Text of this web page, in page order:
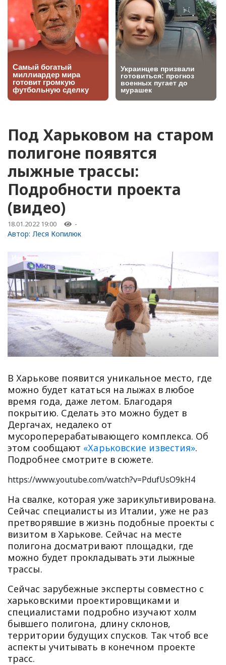
Под Харьковом на старом
полигоне появятся
лыжные трассы:
Подробности проекта
(видео)
18.01.2022 19:00 -
Автор: Леся Копилюк
В Харькове появится уникальное место, где
можно будет кататься на лыжах в любое
время года, даже летом. Благодаря
покрытию. Сделать это можно будет в
Дергачах, недалеко от
мусороперерабатывающего комплекса. Об
этом сообщают «Харьковские известия».
Подробнее смотрите в сюжете.
https://www.youtube.com/watch?v=PdufUsO9kH4
На свалке, которая уже зарикультивирована.
Сейчас специалисты из Италии, уже не раз
претворявшие в жизнь подобные проекты с
визитом в Харькове. Сейчас на месте
полигона досматривают площадки, где
можно будет прокладывать эти лыжные
трассы.
Сейчас зарубежные эксперты совместно с
харьковскими проектировщиками и
специалистами подробно изучают холм
бывшего полигона, длину склонов,
территории будущих спусков. Так чтоб все
аспекты учитывать в конечном проекте
трасс.